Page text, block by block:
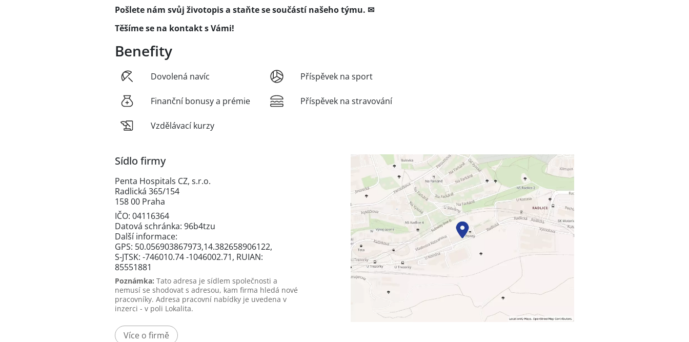
Pošlete nám svůj životopis a staňte se součástí našeho týmu. ✉
Těšíme se na kontakt s Vámi!
Benefity
Dovolená navíc
Finanční bonusy a prémie
Vzdělávací kurzy
Příspěvek na sport
Příspěvek na stravování
Sídlo firmy
Penta Hospitals CZ, s.r.o.
Radlická 365/154
158 00 Praha
IČO: 04116364
Datová schránka: 96b4tzu
Další informace:
GPS: 50.056903867973,14.382658906122,
S-JTSK: -746010.74 -1046002.71, RUIAN:
85551881
Poznámka: Tato adresa je sídlem společnosti a
nemusí se shodovat s adresou, kam firma hledá nové
pracovníky. Adresa pracovní nabídky je uvedena v
inzerci - v poli Lokalita.
Více o firmě